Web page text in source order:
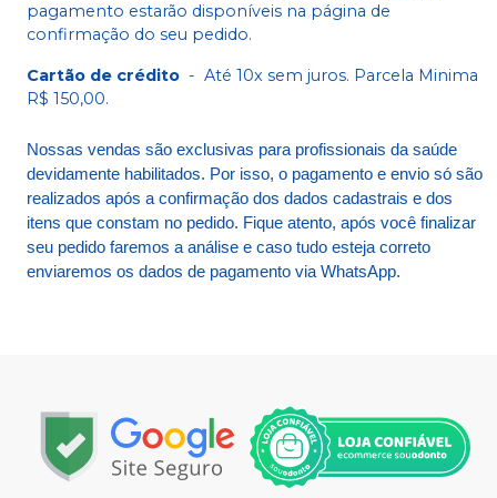
pagamento estarão disponíveis na página de
confirmação do seu pedido.
Cartão de crédito - Até 10x sem juros. Parcela Minima
R$ 150,00.
Nossas vendas são exclusivas para profissionais da saúde
devidamente habilitados. Por isso, o pagamento e envio só são
realizados após a confirmação dos dados cadastrais e dos
itens que constam no pedido. Fique atento, após você finalizar
seu pedido faremos a análise e caso tudo esteja correto
enviaremos os dados de pagamento via WhatsApp.